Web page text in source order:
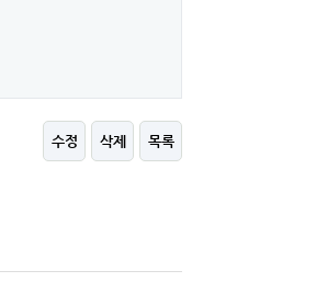
수정 삭제 목록